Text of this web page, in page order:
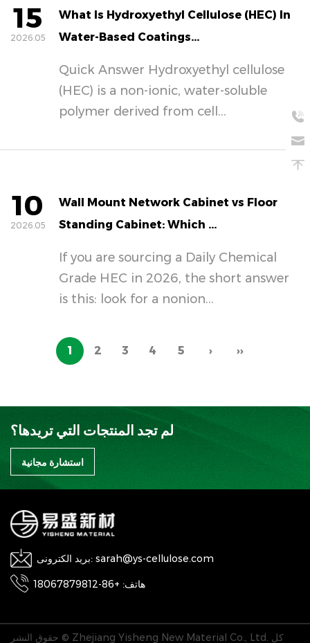
15
2026.05
What Is Hydroxyethyl Cellulose (HEC) In
Water-Based Coatings...
Quick Answer Hydroxyethyl cellulose
(HEC) is a non-ionic, water-soluble
polymer derived from cell...
10
2026.05
Wall Mount Network Cabinet vs Floor
Standing Cabinet: Which ...
If you are sourcing a Daily Chemical
Grade HEC in 2026, the short answer
is this: look for a nonion...
1 2 3 4 5 › ››
لم تجد المنتجات التي تريدها؟
استشارة مجانية
بريد الكترونى: sarah@ys-cellulose.com
هاتف: +86-18067879812
حقوق النشر © Zhejiang Yisheng New Material Co., Ltd. كل